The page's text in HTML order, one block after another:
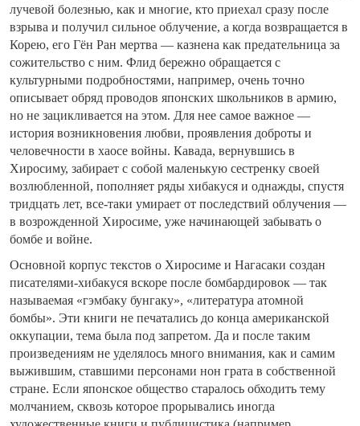
лучевой болезнью, как и многие, кто приехал сразу после
взрыва и получил сильное облучение, а когда возвращается в
Корею, его Гён Ран мертва — казнена как предательница за
сожительство с ним. Флид бережно обращается с
культурными подробностями, например, очень точно
описывает обряд проводов японских школьников в армию,
но не зацикливается на этом. Для нее самое важное —
история возникновения любви, проявления доброты и
человечности в хаосе войны. Кавада, вернувшись в
Хиросиму, забирает с собой маленькую сестренку своей
возлюбленной, пополняет ряды хибакуся и однажды, спустя
тридцать лет, все-таки умирает от последствий облучения —
в возрожденной Хиросиме, уже начинающей забывать о
бомбе и войне.
Основной корпус текстов о Хиросиме и Нагасаки создан
писателями-хибакуся вскоре после бомбардировок — так
называемая «гэмбаку бунгаку», «литература атомной
бомбы». Эти книги не печатались до конца американской
оккупации, тема была под запретом. Да и после таким
произведениям не уделялось много внимания, как и самим
выжившим, ставшими персонами нон грата в собственной
стране. Если японское общество старалось обходить тему
молчанием, сквозь которое прорывались иногда